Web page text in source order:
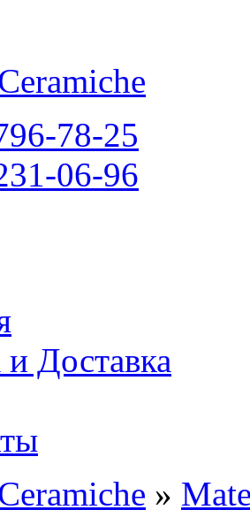
78-25
06-96
Доставка
»